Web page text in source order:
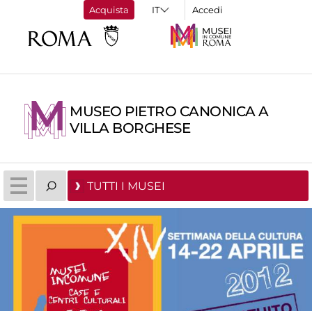
Acquista Accedi
MUSEO PIETRO CANONICA A
VILLA BORGHESE
TUTTI I MUSEI